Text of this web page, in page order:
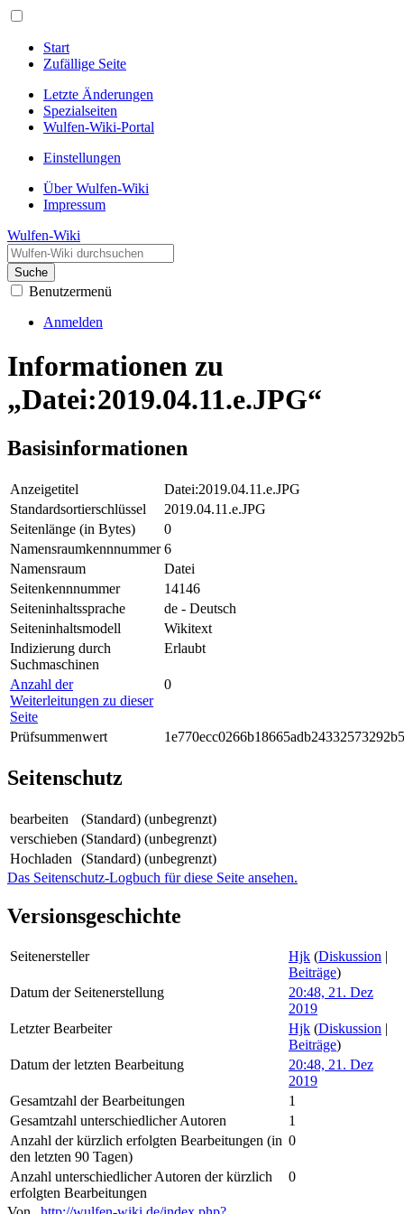
Start
Zufällige Seite
Letzte Änderungen
Spezialseiten
Wulfen-Wiki-Portal
Einstellungen
Über Wulfen-Wiki
Impressum
Wulfen-Wiki
Suche
Benutzermenü
Anmelden
Informationen zu
„Datei:2019.04.11.e.JPG“
Basisinformationen
Anzeigetitel
Datei:2019.04.11.e.JPG
Standardsortierschlüssel
2019.04.11.e.JPG
Seitenlänge (in Bytes)
0
Namensraumkennnummer 6
Namensraum
Datei
Seitenkennnummer
14146
Seiteninhaltssprache
de - Deutsch
Seiteninhaltsmodell
Wikitext
Indizierung durch
Suchmaschinen
Erlaubt
Anzahl der
Weiterleitungen zu dieser
Seite
0
Prüfsummenwert
Seitenschutz
bearbeiten
(Standard) (unbegrenzt)
verschieben (Standard) (unbegrenzt)
Hochladen
(Standard) (unbegrenzt)
Das Seitenschutz-Logbuch für diese Seite ansehen.
Versionsgeschichte
Seitenersteller Hjk (Diskussion |
Beiträge)
Datum der Seitenerstellung
20:48, 21. Dez
2019
Letzter Bearbeiter
Hjk (Diskussion |
Beiträge)
Datum der letzten Bearbeitung
20:48, 21. Dez
2019
Gesamtzahl der Bearbeitungen
1
Gesamtzahl unterschiedlicher Autoren
1
Anzahl der kürzlich erfolgten Bearbeitungen (in
den letzten 90 Tagen)
0
Anzahl unterschiedlicher Autoren der kürzlich
erfolgten Bearbeitungen
0